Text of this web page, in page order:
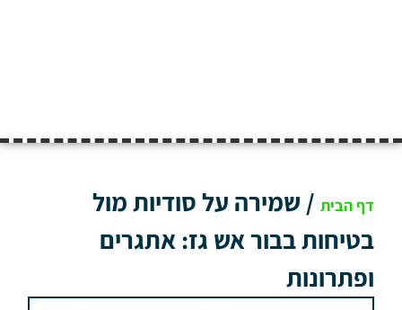
דף הבית / שמירה על סודיות מול
בטיחות בבור אש גז: אתגרים
ופתרונות